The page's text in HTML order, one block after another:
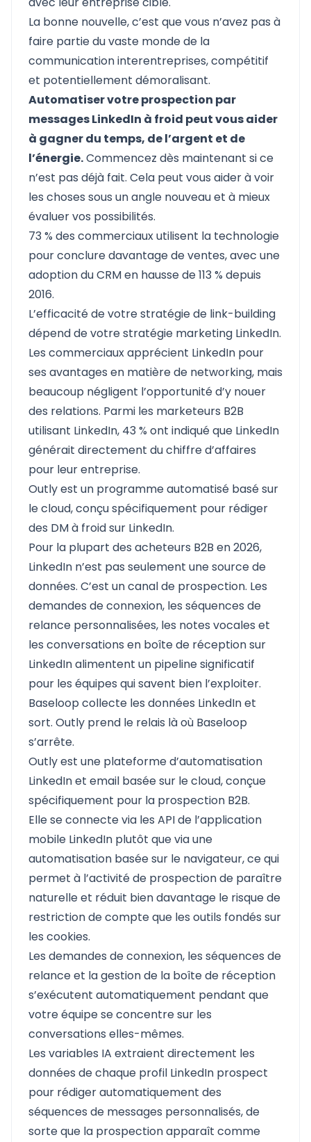
La bonne nouvelle, c’est que vous n’avez pas à
faire partie du vaste monde de la
communication interentreprises, compétitif
et potentiellement démoralisant.
Automatiser votre prospection par
messages LinkedIn à froid peut vous aider
à gagner du temps, de l’argent et de
l’énergie.Commencez dès maintenant si ce
n’est pas déjà fait. Cela peut vous aider à voir
les choses sous un angle nouveau et à mieux
évaluer vos possibilités.
73 % des commerciaux utilisent la technologie
pour conclure davantage de ventes, avec une
adoption du CRM en hausse de 113 % depuis
2016.
L’efficacité de votre stratégie de link-building
dépend de votre stratégie marketing LinkedIn.
Les commerciaux apprécient LinkedIn pour
ses avantages en matière de networking, mais
beaucoup négligent l’opportunité d’y nouer
des relations. Parmi les marketeurs B2B
utilisant LinkedIn, 43 % ont indiqué que LinkedIn
générait directement du chiffre d’affaires
pour leur entreprise.
Outlyest un programme automatisé basé sur
le cloud, conçu spécifiquement pour rédiger
des DM à froid sur LinkedIn.
Pour la plupart des acheteurs B2B en 2026,
LinkedIn n’est pas seulement une source de
données. C’est un canal de prospection. Les
demandes de connexion, les séquences de
relance personnalisées, les notes vocales et
les conversations en boîte de réception sur
LinkedIn alimentent un pipeline significatif
pour les équipes qui savent bien l’exploiter.
Baseloop collecte les données LinkedIn et
sort. Outly prend le relais là où Baseloop
s’arrête.
Outly est une plateforme d’automatisation
LinkedIn et email basée sur le cloud, conçue
spécifiquement pour la prospection B2B.
Elle se connecte via les API de l’application
mobile LinkedIn plutôt que via une
automatisation basée sur le navigateur, ce qui
permet à l’activité de prospection de paraître
naturelle et réduit bien davantage le risque de
restriction de compte que les outils fondés sur
les cookies.
Les demandes de connexion, les séquences de
relance et la gestion de la boîte de réception
s’exécutent automatiquement pendant que
votre équipe se concentre sur les
conversations elles-mêmes.
Les variables IA extraient directement les
données de chaque profil LinkedIn prospect
pour rédiger automatiquement des
séquences de messages personnalisés, de
sorte que la prospection apparaît comme